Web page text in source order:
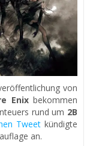
von
Enixbekommen
rund um 2B
Tweetkündigte
an.